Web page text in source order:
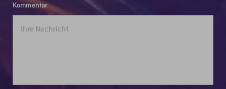
Kommentar